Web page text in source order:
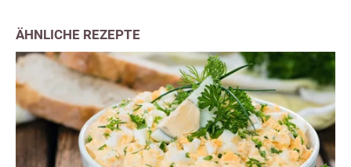
ÄHNLICHE REZEPTE